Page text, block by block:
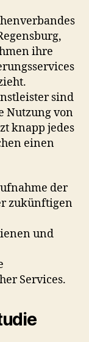
ihre
sind
Nutzung von
knapp jedes
einen
der
zukünftigen
und
Services.